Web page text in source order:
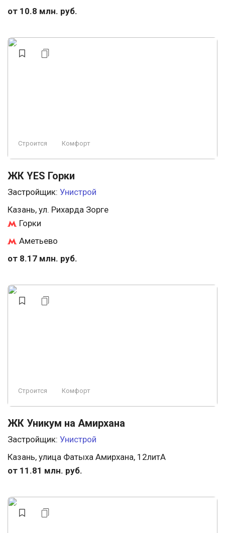
от 10.8 млн. руб.
Строится Комфорт
ЖК YES Горки
Застройщик: Унистрой
Казань, ул. Рихарда Зорге
Горки
Аметьево
от 8.17 млн. руб.
Строится Комфорт
ЖК Уникум на Амирхана
Застройщик: Унистрой
Казань, улица Фатыха Амирхана, 12литА
от 11.81 млн. руб.